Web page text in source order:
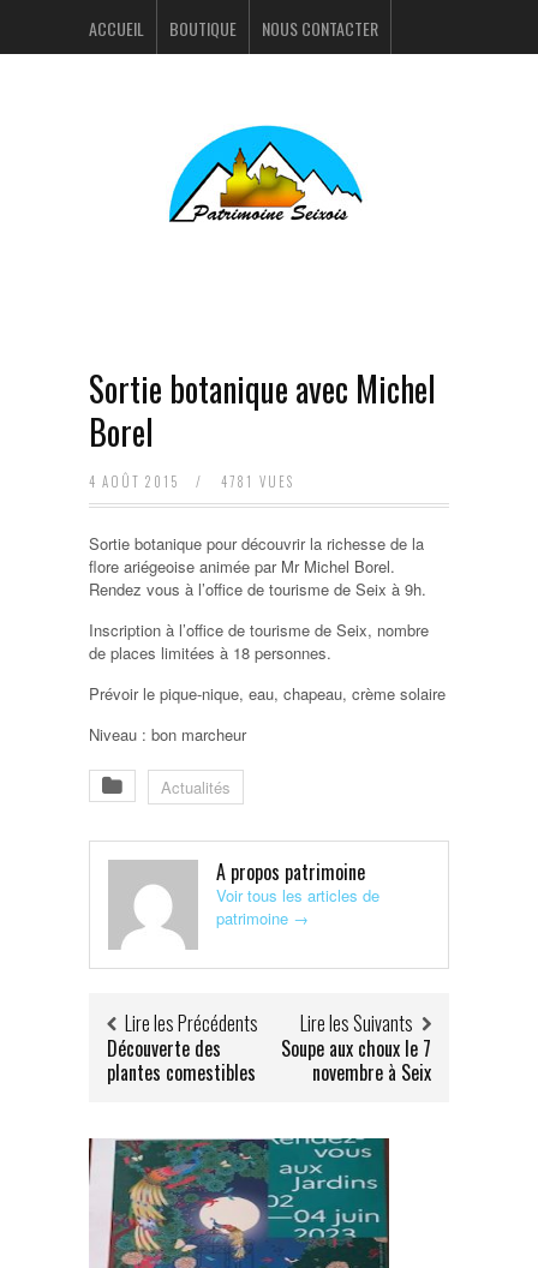
ACCUEIL BOUTIQUE NOUS CONTACTER
Sortie botanique avec Michel
Borel
4 AOÛT 2015 / 4781 VUES
Sortie botanique pour découvrir la richesse de la
flore ariégeoise animée par Mr Michel Borel.
Rendez vous à l’office de tourisme de Seix à 9h.
Inscription à l’office de tourisme de Seix, nombre
de places limitées à 18 personnes.
Prévoir le pique-nique, eau, chapeau, crème solaire
Niveau : bon marcheur
Actualités
A propos patrimoine
Voir tous les articles de
patrimoine →
Lire les Précédents
Découverte des
plantes comestibles
Lire les Suivants
Soupe aux choux le 7
novembre à Seix